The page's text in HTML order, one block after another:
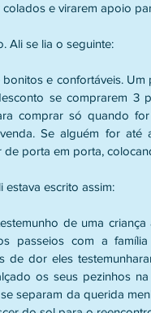
e virarem apoio
Ali se lia o seguinte:
e confortáveis.
se comprarem 3
comprar só quando
Se alguém for
porta em porta,
estava escrito assim:
de uma
passeios com a
de dor eles
os seus pezinhos
separam da querida